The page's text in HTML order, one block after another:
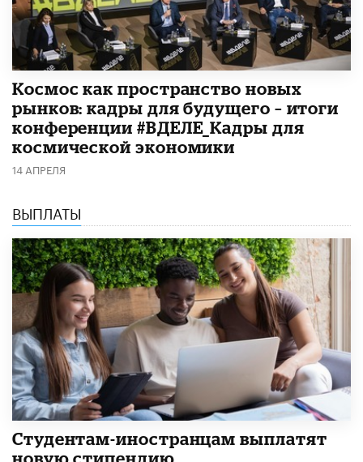
Космос как пространство новых
рынков: кадры для будущего – итоги
конференции #ВДЕЛЕ_Кадры для
космической экономики
14 АПРЕЛЯ
ВЫПЛАТЫ
Студентам-иностранцам выплатят